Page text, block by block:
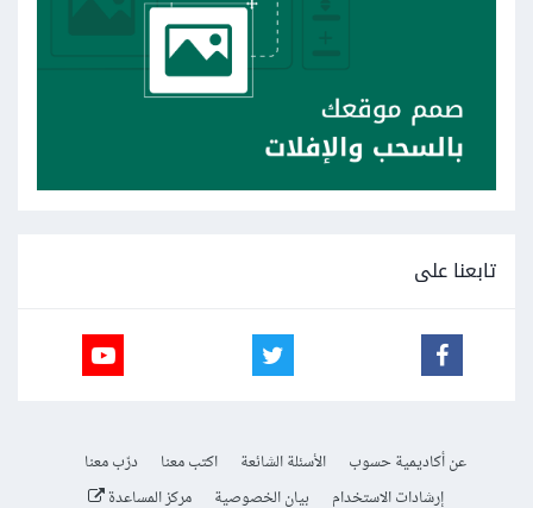
تابعنا على
عن أكاديمية حسوب الأسئلة الشائعة اكتب معنا
درّب معنا
إرشادات الاستخدام
بيان الخصوصية مركز المساعدة